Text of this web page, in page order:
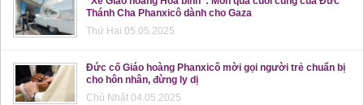
Thánh Cha Phanxicô dành cho Gaza
Thứ Hai 05.05.2025
Đức cố Giáo hoàng Phanxicô mời gọi người trẻ chuẩn bị
cho hôn nhân, đừng ly dị
Chủ Nhật 04.05.2025